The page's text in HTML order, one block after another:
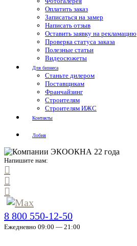
Оплатить заказ
Записаться на замер
Написать отзыв
Оставить заявку на рекламацию
Проверка статуса заказа
Полезные статьи
Видеосюжеты
Для бизнеса
Станьте дилером
Поставщикам
Франчайзинг
Строителям
Строителям ИЖС
Контакты
Лобня
Напишите нам:
8 800 550-12-50
Ежедневно 09:00 — 21:00